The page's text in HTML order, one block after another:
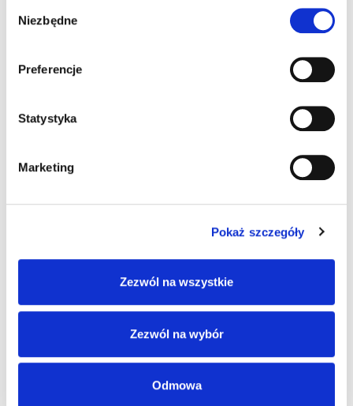
Niezbędne
Preferencje
Statystyka
Marketing
Pokaż szczegóły
Zezwól na wszystkie
Zezwól na wybór
Odmowa
POLO
459,00
VIRTUE ECO POLO SOLID